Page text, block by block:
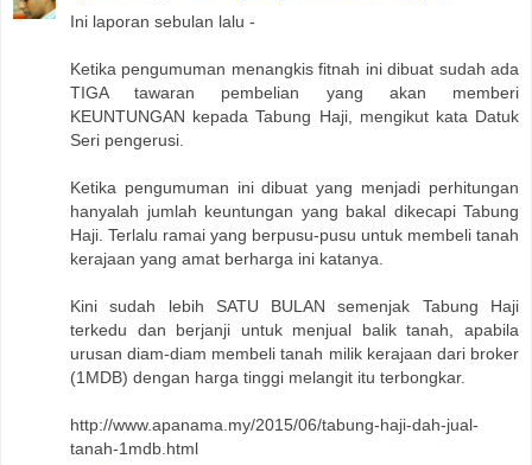
Ini laporan sebulan lalu -
Ketika pengumuman menangkis fitnah ini dibuat sudah ada
TIGA tawaran pembelian yang akan memberi
KEUNTUNGAN kepada Tabung Haji, mengikut kata Datuk
Seri pengerusi.
Ketika pengumuman ini dibuat yang menjadi perhitungan
hanyalah jumlah keuntungan yang bakal dikecapi Tabung
Haji. Terlalu ramai yang berpusu-pusu untuk membeli tanah
kerajaan yang amat berharga ini katanya.
Kini sudah lebih SATU BULAN semenjak Tabung Haji
terkedu dan berjanji untuk menjual balik tanah, apabila
urusan diam-diam membeli tanah milik kerajaan dari broker
(1MDB) dengan harga tinggi melangit itu terbongkar.
http://www.apanama.my/2015/06/tabung-haji-dah-jual-
tanah-1mdb.html